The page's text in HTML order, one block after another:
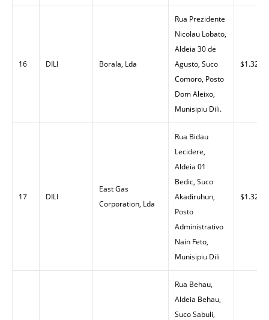
16 DILI Borala, Lda
Rua Prezidente
Nicolau Lobato,
Aldeia 30 de
Agusto, Suco
Comoro, Posto
Dom Aleixo,
Munisipiu Dili.
$1.32
17 DILI
East Gas
Corporation, Lda
Rua Bidau
Lecidere,
Aldeia 01
Bedic, Suco
Akadiruhun,
Posto
Administrativo
Nain Feto,
Munisipiu Dili
$1.32
Rua Behau,
Aldeia Behau,
Suco Sabuli,